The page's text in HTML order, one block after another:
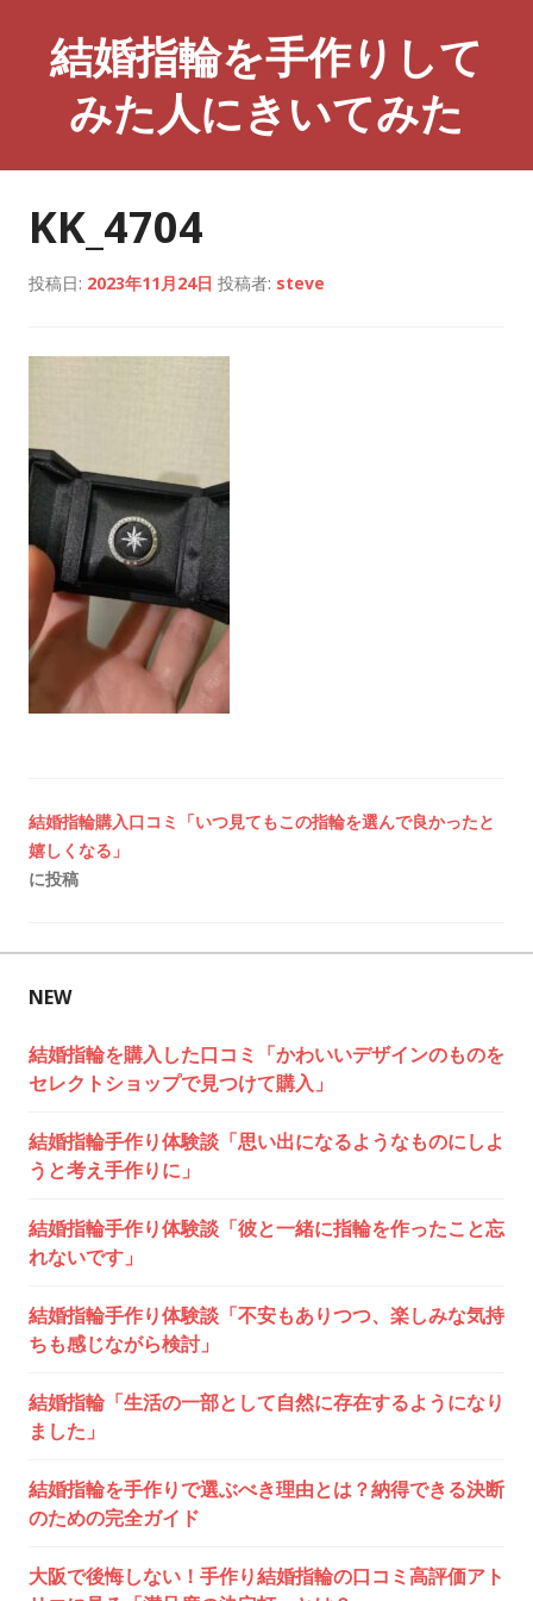
結婚指輪を手作りして
みた人にきいてみた
KK_4704
投稿日: 2023年11月24日 投稿者: steve
投
稿
ビ
ー
シ
ョ
ン
結婚指輪購入口コミ「いつ見てもこの指輪を選んで良かったと
嬉しくなる」
に投稿
NEW
結婚指輪を購入した口コミ「かわいいデザインのものを
セレクトショップで見つけて購入」
結婚指輪手作り体験談「思い出になるようなものにしよ
うと考え手作りに」
結婚指輪手作り体験談「彼と一緒に指輪を作ったこと忘
れないです」
結婚指輪手作り体験談「不安もありつつ、楽しみな気持
ちも感じながら検討」
結婚指輪「生活の一部として自然に存在するようになり
ました」
結婚指輪を手作りで選ぶべき理由とは？納得できる決断
のための完全ガイド
大阪で後悔しない！手作り結婚指輪の口コミ高評価アト